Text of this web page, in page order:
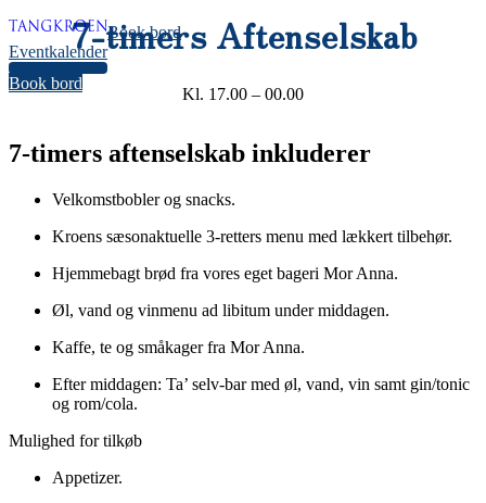
Book bord
Eventkalender
34
Book bord
7-timers Aftenselskab
Kl. 17.00 – 00.00
7-timers aftenselskab inkluderer
Velkomstbobler og snacks.
Kroens sæsonaktuelle 3-retters menu med lækkert tilbehør.
Hjemmebagt brød fra vores eget bageri Mor Anna.
Øl, vand og vinmenu ad libitum under middagen.
Kaffe, te og småkager fra Mor Anna.
Efter middagen: Ta’ selv-bar med øl, vand, vin samt gin/tonic
og rom/cola.
Mulighed for tilkøb
Appetizer.